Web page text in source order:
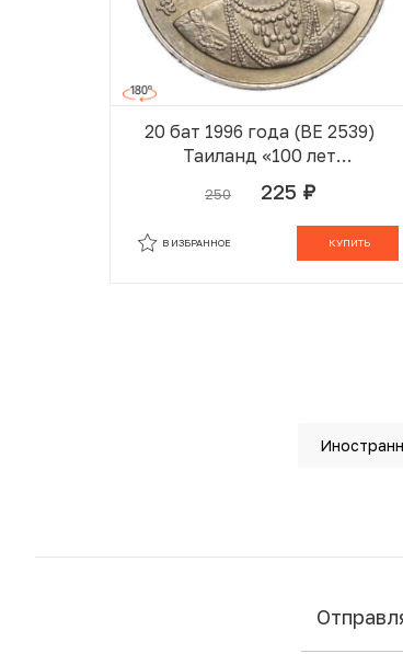
20 бат 1996 года (BE 2539)
Таиланд «100 лет
сестринской и акушерской
школе имени Сирирадж»
250 225 руб.
КУПИТЬ
В ИЗБРАННОЕ